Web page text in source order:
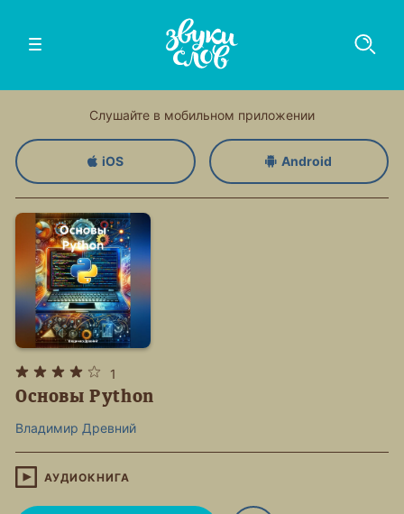
Слушайте в мобильном приложении
iOS Android
1
Основы Python
Владимир Древний
АУДИОКНИГА